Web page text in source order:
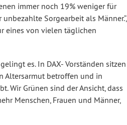
immer noch 19% weniger für
Sorgearbeit als Männer.“,
eines von vielen täglichen
es. In DAX- Vorständen sitzen
Altersarmut betroffen und in
Wir Grünen sind der Ansicht, dass
Menschen, Frauen und Männer,